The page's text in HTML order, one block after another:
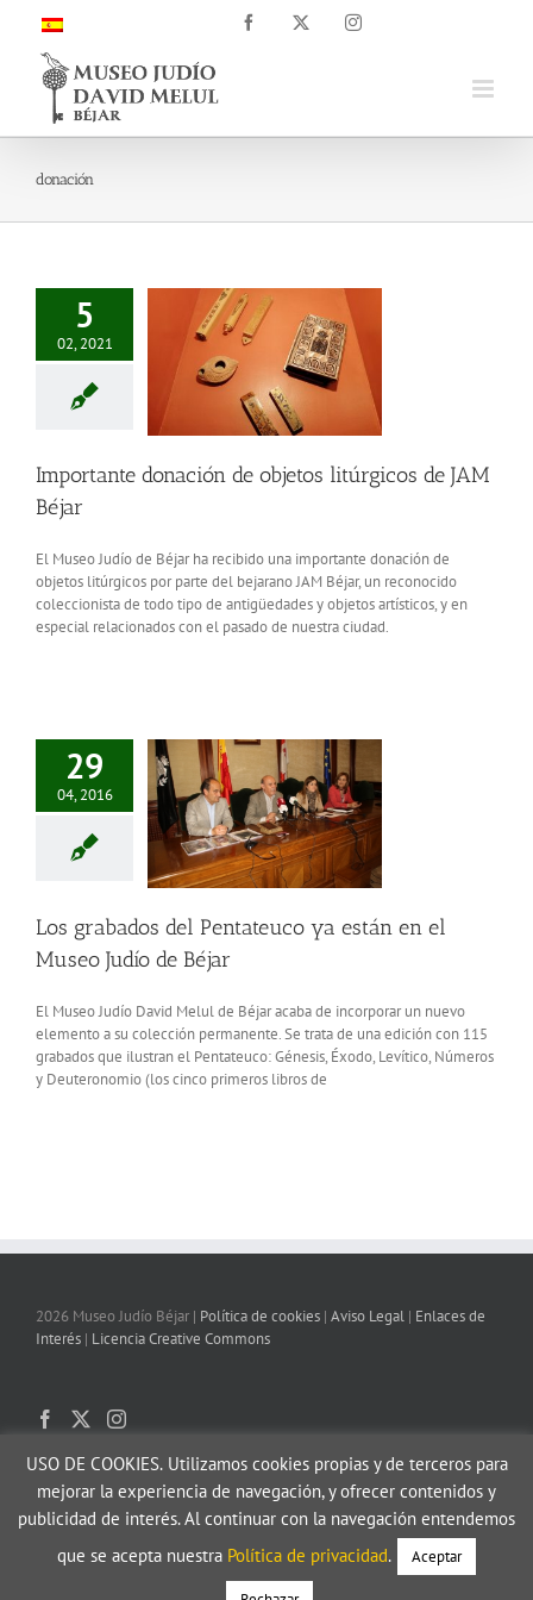
contenido
Facebook Instagram
donación
5
02, 2021
Importante donación de objetos litúrgicos de JAM
Béjar
El Museo Judío de Béjar ha recibido una importante donación de
objetos litúrgicos por parte del bejarano JAM Béjar, un reconocido
coleccionista de todo tipo de antigüedades y objetos artísticos, y en
especial relacionados con el pasado de nuestra ciudad.
29
04, 2016
Los grabados del Pentateuco ya están en el
Museo Judío de Béjar
El Museo Judío David Melul de Béjar acaba de incorporar un nuevo
elemento a su colección permanente. Se trata de una edición con 115
grabados que ilustran el Pentateuco: Génesis, Éxodo, Levítico, Números
y Deuteronomio (los cinco primeros libros de
2026 Museo Judío Béjar | Política de cookies | Aviso Legal | Enlaces de
Interés | Licencia Creative Commons
USO DE COOKIES.Utilizamos cookies propias y de terceros para
mejorar la experiencia de navegación, y ofrecer contenidos y
publicidad de interés. Al continuar con la navegación entendemos
que se acepta nuestra Política de privacidad. Aceptar